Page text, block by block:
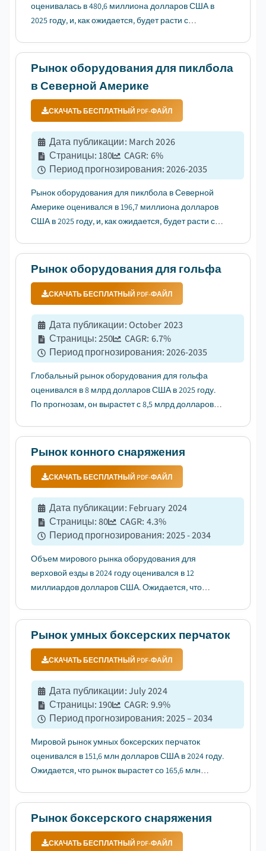
оценивалась в 480,6 миллиона долларов США в
2025 году, и, как ожидается, будет расти с
растущей популярностью пиклбола среди
различных слоёв населения....
Рынок оборудования для пиклбола
в Северной Америке
СКАЧАТЬ БЕСПЛАТНЫЙ PDF-ФАЙЛ
Дата публикации: March 2026
Страницы:180 CAGR: 6%
Период прогнозирования:2026-2035
Рынок оборудования для пиклбола в Северной
Америке оценивался в 196,7 миллиона долларов
США в 2025 году, и, как ожидается, будет расти с
быстрым расширением специализированных
площадок для пиклбола....
Рынок оборудования для гольфа
СКАЧАТЬ БЕСПЛАТНЫЙ PDF-ФАЙЛ
Дата публикации:October 2023
Страницы:250 CAGR: 6.7%
Период прогнозирования:2026-2035
Глобальный рынок оборудования для гольфа
оценивался в 8 млрд долларов США в 2025 году.
По прогнозам, он вырастет с 8,5 млрд долларов
последнему отчету, опубликованному компанией
Рынок конного снаряжения
СКАЧАТЬ БЕСПЛАТНЫЙ PDF-ФАЙЛ
Дата публикации: February 2024
Страницы:80 CAGR: 4.3%
Период прогнозирования:2025 - 2034
Объем мирового рынка оборудования для
верховой езды в 2024 году оценивался в 12
миллиардов долларов США. Ожидается, что
среднегодовом темпе роста 4,3%. ...
Рынок умных боксерских перчаток
СКАЧАТЬ БЕСПЛАТНЫЙ PDF-ФАЙЛ
Дата публикации:July 2024
Страницы:190 CAGR: 9.9%
Период прогнозирования:2025 – 2034
Мировой рынок умных боксерских перчаток
оценивался в 151,6 млн долларов США в 2024 году.
Ожидается, что рынок вырастет со 165,6 млн
9,9%....
Рынок боксерского снаряжения
СКАЧАТЬ БЕСПЛАТНЫЙ PDF-ФАЙЛ